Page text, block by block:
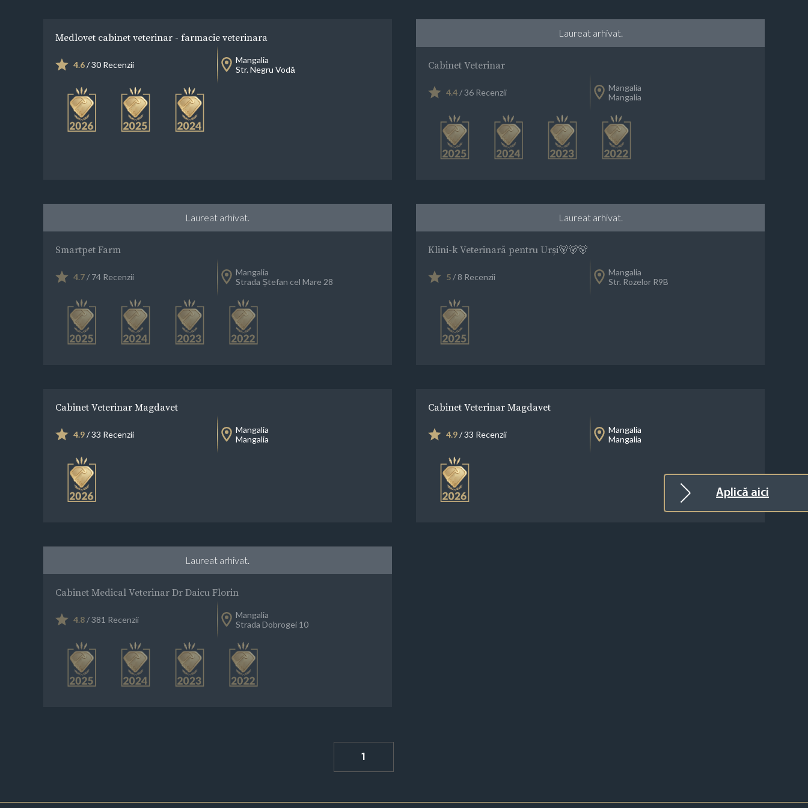
Aplică aici
Medlovet cabinet veterinar - farmacie veterinara
4.6/ 30 Recenzii
Mangalia
Str. Negru Vodă
Laureat arhivat.
Cabinet Veterinar
4.4/ 36 Recenzii
Mangalia
Mangalia
Laureat arhivat.
Smartpet Farm
4.7/ 74 Recenzii
Mangalia
Strada Ștefan cel Mare 28
Laureat arhivat.
Klini-k Veterinară pentru Urși🐻🐻🐻
5/ 8 Recenzii
Mangalia
Str. Rozelor R9B
Cabinet Veterinar Magdavet
4.9/ 33 Recenzii
Mangalia
Mangalia
Cabinet Veterinar Magdavet
4.9/ 33 Recenzii
Mangalia
Mangalia
Laureat arhivat.
Cabinet Medical Veterinar Dr Daicu Florin
4.8/ 381 Recenzii
Mangalia
Strada Dobrogei 10
1